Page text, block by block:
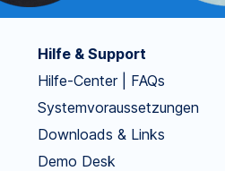
Hilfe & Support
Hilfe-Center | FAQs
Systemvoraussetzungen
Downloads & Links
Demo Desk